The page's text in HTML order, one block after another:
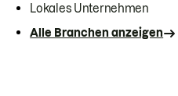
Lokales Unternehmen
Alle Branchen anzeigen